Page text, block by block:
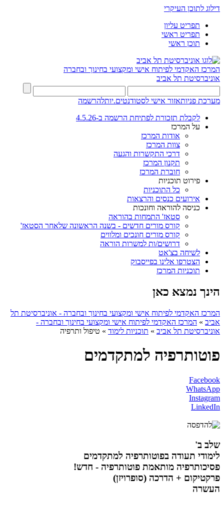
דילוג לתוכן העיקרי
תפריט עליון
תפריט ראשי
תוכן ראשי
המרכז האקדמי לפיתוח אישי ומקצועי בחינוך ובחברה
אוניברסיטת תל אביב
מערכת פניותאזור אישי לסטודנטים.יותלהרשמה
לקבלת תזכורת לפתיחת הרשמה ב-4.5.26
על המרכז
אודות המרכז
צוות המרכז
דרכי התקשרות והגעה
תקנון המרכז
חוברת המרכז
פירוט תוכניות
כל התוכניות
אירועים כנסים והרצאות
כניסה להוראה וחונכות
סטאז' התמחות בהוראה
קורס מורים חדשים - בשנה הראשונה שלאחר הסטאז'
קורס מורים חונכים ומלווים
דרושים/ות למשרות הוראה
לשיחה בצ'אט
הצטרפו אלינו בפייסבוק
תוכניות המרכז
הינך נמצא כאן
המרכז האקדמי לפיתוח אישי ומקצועי בחינוך ובחברה - אוניברסיטת תל
אביב » המרכז האקדמי לפיתוח אישי ומקצועי בחינוך ובחברה -
אוניברסיטת תל אביב » תוכניות לימוד » טיפול ותרפיה
פוטותרפיה למתקדמים
Facebook
WhatsApp
Instagram
LinkedIn
שלב ב'
לימודי תעודה בפוטותרפיה למתקדמים
פסיכותרפיה מותאמת פוטותרפיה - חדש!
פרקטיקום + הדרכה (סופרויזן)
העשרה